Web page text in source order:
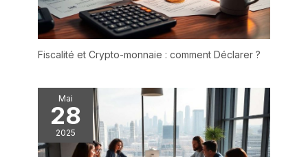
Fiscalité et Crypto-monnaie : comment Déclarer ?
Mai
28
2025